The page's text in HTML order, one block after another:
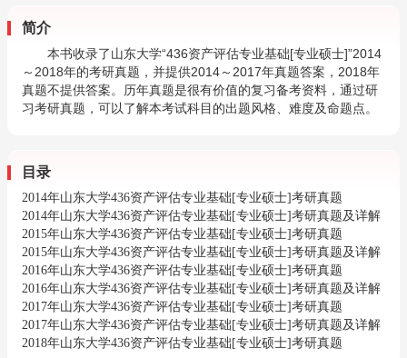
简介
本书收录了山东大学“436资产评估专业基础[专业硕士]”2014
～2018年的考研真题，并提供2014～2017年真题答案，2018年
真题不提供答案。历年真题是很有价值的复习备考资料，通过研
习考研真题，可以了解本考试科目的出题风格、难度及命题点。
目录
2014年山东大学436资产评估专业基础[专业硕士]考研真题
2014年山东大学436资产评估专业基础[专业硕士]考研真题及详解
2015年山东大学436资产评估专业基础[专业硕士]考研真题
2015年山东大学436资产评估专业基础[专业硕士]考研真题及详解
2016年山东大学436资产评估专业基础[专业硕士]考研真题
2016年山东大学436资产评估专业基础[专业硕士]考研真题及详解
2017年山东大学436资产评估专业基础[专业硕士]考研真题
2017年山东大学436资产评估专业基础[专业硕士]考研真题及详解
2018年山东大学436资产评估专业基础[专业硕士]考研真题